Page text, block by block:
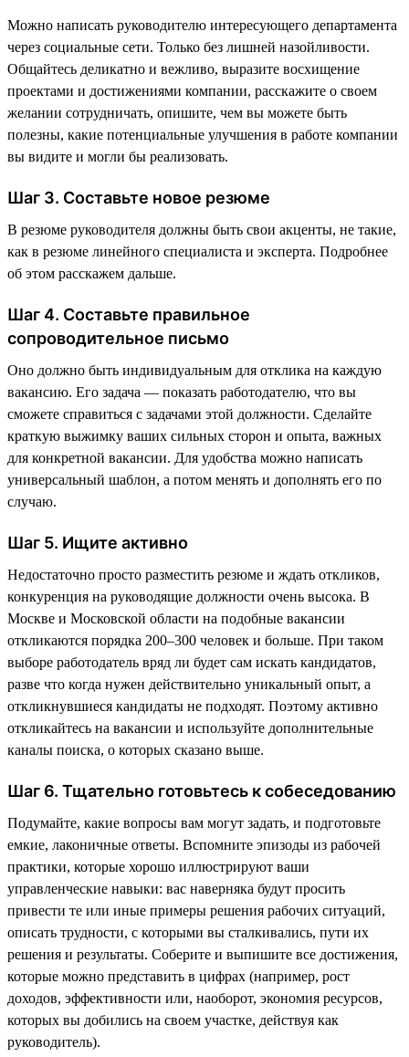
Можно написать руководителю интересующего департамента
через социальные сети. Только без лишней назойливости.
Общайтесь деликатно и вежливо, выразите восхищение
проектами и достижениями компании, расскажите о своем
желании сотрудничать, опишите, чем вы можете быть
полезны, какие потенциальные улучшения в работе компании
вы видите и могли бы реализовать.
Шаг 3. Составьте новое резюме
В резюме руководителя должны быть свои акценты, не такие,
как в резюме линейного специалиста и эксперта. Подробнее
об этом расскажем дальше.
Шаг 4. Составьте правильное
сопроводительное письмо
Оно должно быть индивидуальным для отклика на каждую
вакансию. Его задача — показать работодателю, что вы
сможете справиться с задачами этой должности. Сделайте
краткую выжимку ваших сильных сторон и опыта, важных
для конкретной вакансии. Для удобства можно написать
универсальный шаблон, а потом менять и дополнять его по
случаю.
Шаг 5. Ищите активно
Недостаточно просто разместить резюме и ждать откликов,
конкуренция на руководящие должности очень высока. В
Москве и Московской области на подобные вакансии
откликаются порядка 200–300 человек и больше. При таком
выборе работодатель вряд ли будет сам искать кандидатов,
разве что когда нужен действительно уникальный опыт, а
откликнувшиеся кандидаты не подходят. Поэтому активно
откликайтесь на вакансии и используйте дополнительные
каналы поиска, о которых сказано выше.
Шаг 6. Тщательно готовьтесь к собеседованию
Подумайте, какие вопросы вам могут задать, и подготовьте
емкие, лаконичные ответы. Вспомните эпизоды из рабочей
практики, которые хорошо иллюстрируют ваши
управленческие навыки: вас наверняка будут просить
привести те или иные примеры решения рабочих ситуаций,
описать трудности, с которыми вы сталкивались, пути их
решения и результаты. Соберите и выпишите все достижения,
которые можно представить в цифрах (например, рост
доходов, эффективности или, наоборот, экономия ресурсов,
которых вы добились на своем участке, действуя как
руководитель).